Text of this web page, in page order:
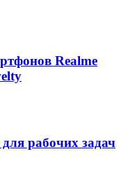
Realme
рабочих задач